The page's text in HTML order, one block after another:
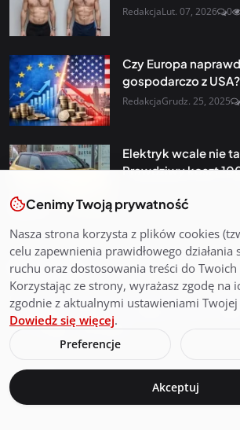
RedakcjaLut. 07, 2026 0
Czy Europa
gospodarczo z
RedakcjaGrudz. 25, 2025
Elektryk wcale nie
Prawdziwy koszt
Newsletter
Otrzymuj najnowsze wiadomości i
aktualności prosto do swojej skrzynki
do naszego newslettera
Cenimy Twoją prywatność
Nasza strona korzysta z plików cookies
celu zapewnienia prawidłowego działania
ruchu oraz dostosowania treści do
Korzystając ze strony, wyrażasz zgodę na
zgodnie z aktualnymi ustawieniami
Dowiedz się więcej.
Preferencje
Akceptuj